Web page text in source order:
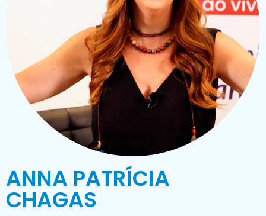
ANNA PATRÍCIA
CHAGAS